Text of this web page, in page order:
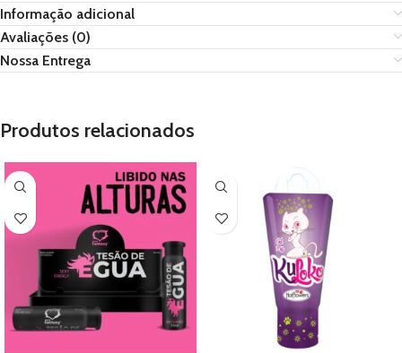
Informação adicional
Avaliações (0)
Nossa Entrega
Produtos relacionados